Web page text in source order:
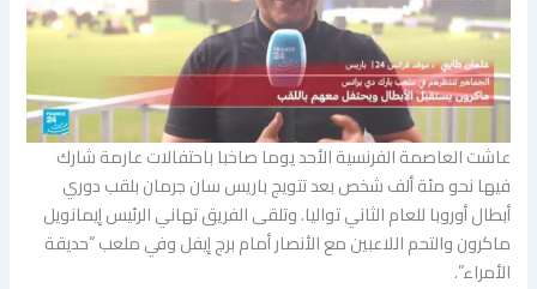
عاشت العاصمة الفرنسية الأحد يوما صاخبا باحتفالات عارمة شارك
فيها نحو مئة ألف شخص بعد تتويج باريس سان جرمان بلقب دوري
أبطال أوروبا للعام الثاني تواليا. وتلقى الفريق تهاني الرئيس إيمانويل
ماكرون والتحم اللاعبين مع الأنصار أمام برج إيفل وفي ملعب “حديقة
الأمراء”.